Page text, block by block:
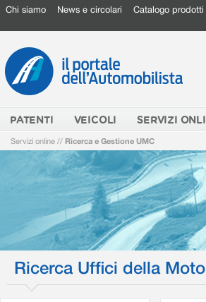
Chi siamo News e circolari Catalogo prodotti
PATENTI VEICOLI SERVIZI
Servizi online // Ricerca e Gestione UMC
Ricerca Uffici della